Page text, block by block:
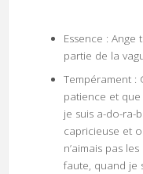
Essence :
partie de la
Tempérament :
patience et que
je suis a-do-ra-
capricieuse et
n’aimais pas
faute, quand je